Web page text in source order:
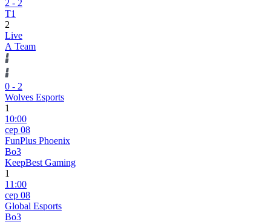
2 - 2
T1
2
Live
A Team
0 - 2
Wolves Esports
1
10:00
сер 08
FunPlus Phoenix
Bo3
KeepBest Gaming
1
11:00
сер 08
Global Esports
Bo3